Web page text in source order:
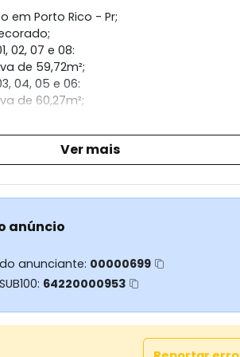
em Porto Rico - Pr;
02, 07 e 08:
de 59,72m²;
04, 05 e 06:
de 60,27m²;
de dividir e fazer dois estúdios para
temporada;
da Infraestrutura:
Ver mais
anúncio
anunciante: 00000699
64220000953